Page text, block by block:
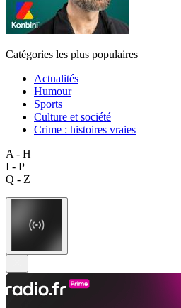
Catégories les plus populaires
Actualités
Humour
Sports
Culture et société
Crime : histoires vraies
A - H
I - P
Q - Z